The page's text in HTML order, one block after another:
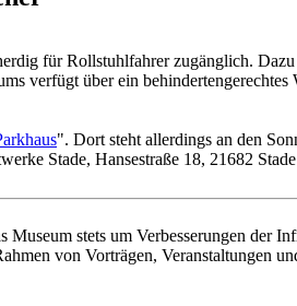
für Rollstuhlfahrer zugänglich.
verfügt über ein behindertengerechtes
". Dort steht allerdings an den
Stade, Hansestraße 18, 21682
Museum stets um Verbesserungen
von Vorträgen, Veranstaltungen